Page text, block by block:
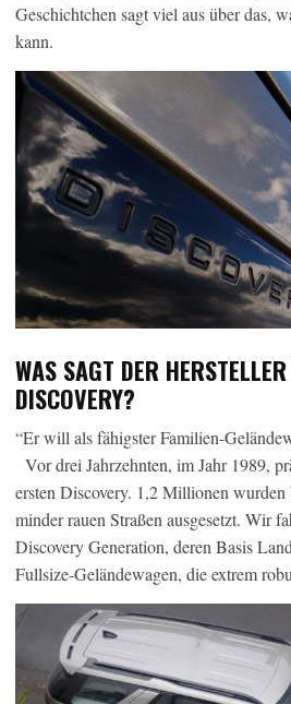
Geschichtchen sagt viel aus über das,
kann.
WAS SAGT DER
DISCOVERY?
“Er will als fähigster Familien-
Vor drei Jahrzehnten, im Jahr 1989,
ersten Discovery. 1,2 Millionen
minder rauen Straßen ausgesetzt. Wir
Discovery Generation, deren Basis
Fullsize-Geländewagen, die extrem